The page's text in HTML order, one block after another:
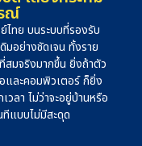
ณ์
ทย บนระบบที่รองรับ
อย่างชัดเจน ทั้งราย
มจริงมากขึ้น ยิ่งถ้าตัว
และคอมพิวเตอร์ ก็ยิ่ง
วลา ไม่ว่าจะอยู่บ้านหรือ
แบบไม่มีสะดุด